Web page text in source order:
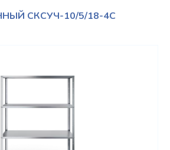
Пн..Пт: 9.00-18.00
СКСУЧ-10/5/18-4С